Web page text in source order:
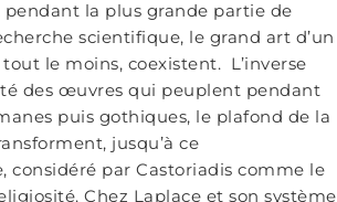
pendant la plus grande partie de
scientifique, le grand art d’un
le moins, coexistent. L’inverse
des œuvres qui peuplent pendant
puis gothiques, le plafond de la
jusqu’à ce
considéré par Castoriadis comme le
Chez Laplace et son système